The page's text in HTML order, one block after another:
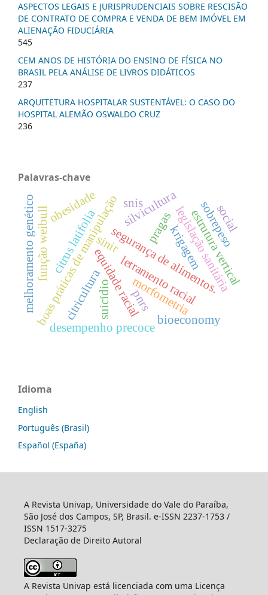
ASPECTOS LEGAIS E JURISPRUDENCIAIS SOBRE RESCISÃO
DE CONTRATO DE COMPRA E VENDA DE BEM IMÓVEL EM
ALIENAÇÃO FIDUCIÁRIA
545
CEM ANOS DE HISTÓRIA DO ENSINO DE FÍSICA NO
BRASIL PELA ANÁLISE DE LIVROS DIDÁTICOS
237
ARQUITETURA HOSPITALAR SUSTENTÁVEL: O CASO DO
HOSPITAL ALEMÃO OSWALDO CRUZ
236
Palavras-chave
equidade racialletramento racial
boas práticas de manipulaçãosegurança de alimentos.
legislação sanitária
citrus latifolia
citricultura
desempenho precoce
melhoramento genético pragas
morfometria
estrutura vertical
função weibull silvicultura sobrepeso
obesidade
krigagem
bioeconomy
pnrs
snis
sinir
social
suicídio
Idioma
English
Português (Brasil)
Español (España)
A Revista Univap, Universidade do Vale do Paraíba,
São José dos Campos, SP, Brasil. e-ISSN 2237-1753 /
ISSN 1517-3275
Declaração de Direito Autoral
A Revista Univap está licenciada com uma Licença